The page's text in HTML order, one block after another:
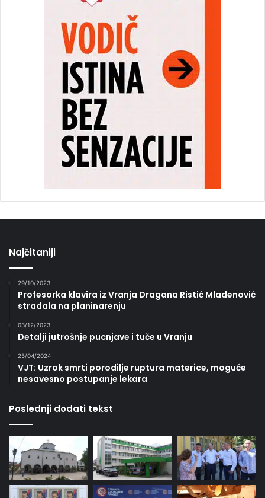
Najčitaniji
29/10/2023
Profesorka klavira iz Vranja Dragana Ristić Mladenović
stradala na planinarenju
03/12/2023
Detalji jutrošnje pucnjave i tuče u Vranju
25/04/2024
VJT: Uzrok smrti porodilje ruptura materice, moguće
nesavesno postupanje lekara
Poslednji dodati tekst